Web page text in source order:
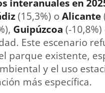
interanuales en
(15,3%) oAlicante
Guipúzcoa (-10,8%)
Este escenario
parque existente,
y el uso
más específica.